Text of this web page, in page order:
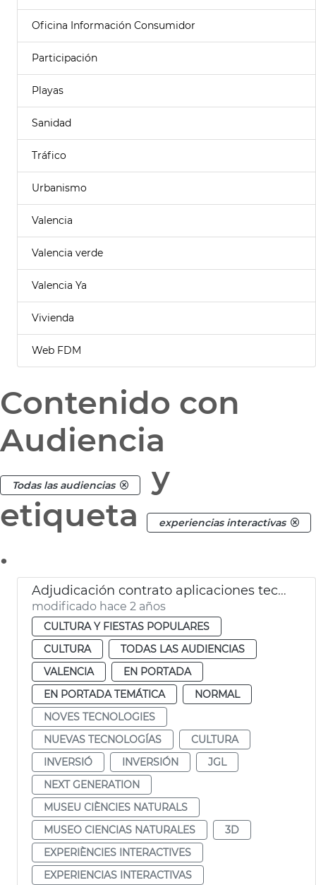
Oficina Información Consumidor
Participación
Playas
Sanidad
Tráfico
Urbanismo
Valencia
Valencia verde
Valencia Ya
Vivienda
Web FDM
Contenido con
Audiencia
Todas las audiencias
y
etiqueta
experiencias interactivas
.
Adjudicación contrato aplicaciones tecnológicas Museo Ciencias Naturales
modificado hace 2 años
CULTURA Y FIESTAS POPULARES
CULTURA
TODAS LAS AUDIENCIAS
VALENCIA
EN PORTADA
EN PORTADA TEMÁTICA
NORMAL
NOVES TECNOLOGIES
NUEVAS TECNOLOGÍAS
CULTURA
INVERSIÓ
INVERSIÓN
JGL
NEXT GENERATION
MUSEU CIÈNCIES NATURALS
MUSEO CIENCIAS NATURALES
3D
EXPERIÈNCIES INTERACTIVES
EXPERIENCIAS INTERACTIVAS